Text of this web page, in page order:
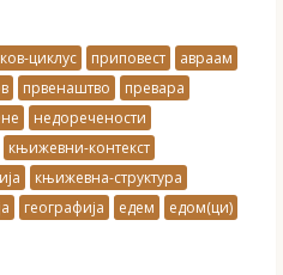
циклус приповест
авраам
првенаштво
превара
недоречености
књижевни-контекст
књижевна-структура
географија едем
едом(ци)